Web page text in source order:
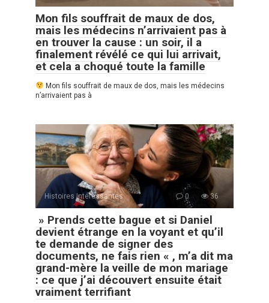
Mon fils souffrait de maux de dos,
mais les médecins n’arrivaient pas à
en trouver la cause : un soir, il a
finalement révélé ce qui lui arrivait,
et cela a choqué toute la famille
Mon fils souffrait de maux de dos, mais les médecins
n’arrivaient pas à
Histoires Intéressantes 0 36
» Prends cette bague et si Daniel
devient étrange en la voyant et qu’il
te demande de signer des
documents, ne fais rien « , m’a dit ma
grand-mère la veille de mon mariage
: ce que j’ai découvert ensuite était
vraiment terrifiant